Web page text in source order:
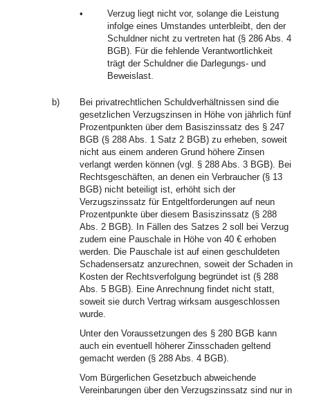
•
Verzug liegt nicht vor, solange die Leistung
infolge eines Umstandes unterbleibt, den der
Schuldner nicht zu vertreten hat (§ 286 Abs. 4
BGB). Für die fehlende Verantwortlichkeit
trägt der Schuldner die Darlegungs- und
Beweislast.
b)
Bei privatrechtlichen Schuldverhältnissen sind die
gesetzlichen Verzugszinsen in Höhe von jährlich fünf
Prozentpunkten über dem Basiszinssatz des § 247
BGB (§ 288 Abs. 1 Satz 2 BGB) zu erheben, soweit
nicht aus einem anderen Grund höhere Zinsen
verlangt werden können (vgl. § 288 Abs. 3 BGB). Bei
Rechtsgeschäften, an denen ein Verbraucher (§ 13
BGB) nicht beteiligt ist, erhöht sich der
Verzugszinssatz für Entgeltforderungen auf neun
Prozentpunkte über diesem Basiszinssatz (§ 288
Abs. 2 BGB). In Fällen des Satzes 2 soll bei Verzug
zudem eine Pauschale in Höhe von 40 € erhoben
werden. Die Pauschale ist auf einen geschuldeten
Schadensersatz anzurechnen, soweit der Schaden in
Kosten der Rechtsverfolgung begründet ist (§ 288
Abs. 5 BGB). Eine Anrechnung findet nicht statt,
soweit sie durch Vertrag wirksam ausgeschlossen
wurde.
Unter den Voraussetzungen des § 280 BGB kann
auch ein eventuell höherer Zinsschaden geltend
gemacht werden (§ 288 Abs. 4 BGB).
Vom Bürgerlichen Gesetzbuch abweichende
Vereinbarungen über den Verzugszinssatz sind nur in